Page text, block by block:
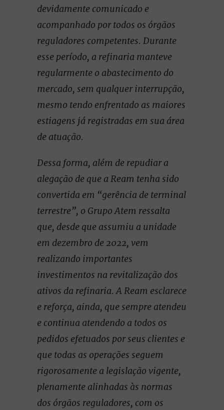
devidamente comunicado e
acompanhado por todos os órgãos
reguladores competentes. Durante
esse período, a refinaria manteve
regularmente o abastecimento do
mercado, sem qualquer interrupção,
mesmo tendo enfrentado as maiores
estiagens já registradas em sua área
de atuação.
Dessa forma, além de repudiar a
alegação de que a Ream tenha sido
convertida em “gerência de terminal
terrestre”, o Grupo Atem ressalta
que, desde que assumiu a unidade
em dezembro de 2022, vem
realizando importantes
investimentos na revitalização dos
ativos da refinaria. A Ream esclarece
e reforça, ainda, que sempre atendeu
e continua atendendo a todos os
pedidos efetuados por seus clientes e
que todas as operações seguem
rigorosamente a legislação vigente,
plenamente alinhadas às normas
dos órgãos reguladores, com os